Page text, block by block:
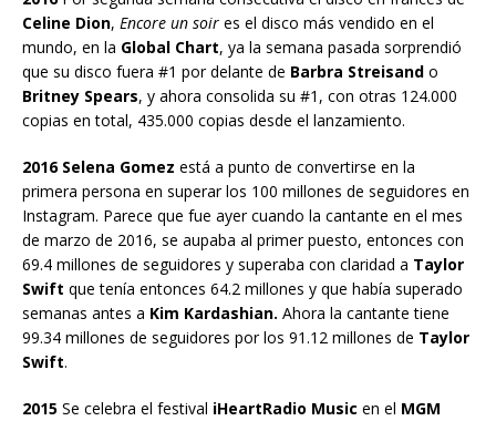
Celine Dion, Encore un soir es el disco más vendido en el
mundo, en la Global Chart, ya la semana pasada sorprendió
que su disco fuera #1 por delante de Barbra Streisand o
Britney Spears, y ahora consolida su #1, con otras 124.000
copias en total, 435.000 copias desde el lanzamiento.
2016 Selena Gomez está a punto de convertirse en la
primera persona en superar los 100 millones de seguidores en
Instagram. Parece que fue ayer cuando la cantante en el mes
de marzo de 2016, se aupaba al primer puesto, entonces con
69.4 millones de seguidores y superaba con claridad a Taylor
Swift que tenía entonces 64.2 millones y que había superado
semanas antes a Kim Kardashian. Ahora la cantante tiene
99.34 millones de seguidores por los 91.12 millones de Taylor
Swift.
2015 Se celebra el festival iHeartRadio Music en el MGM